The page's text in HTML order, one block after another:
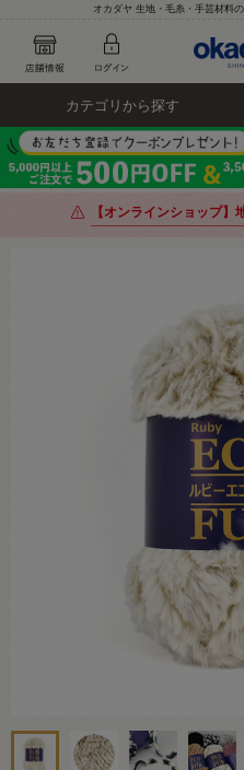
オカダヤ 生地・毛糸・手芸材料
カテゴリから探す
【オンラインショップ